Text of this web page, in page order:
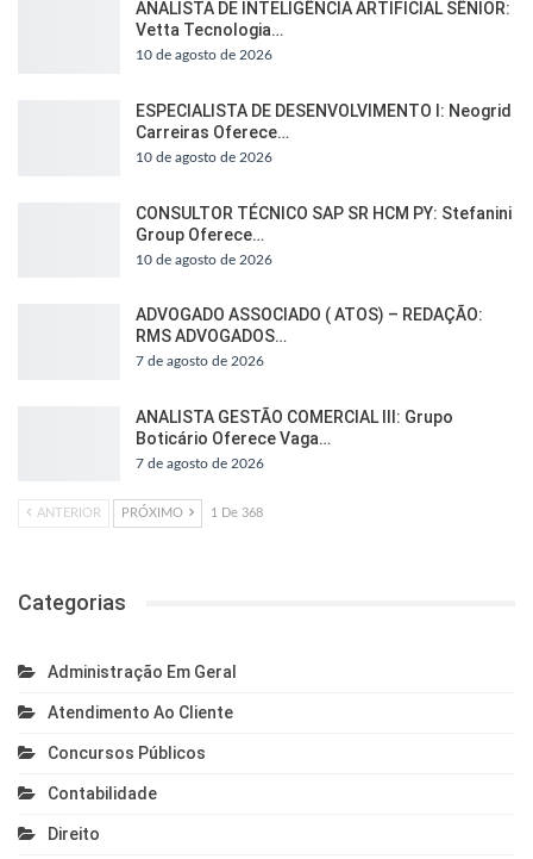
ANALISTA DE INTELIGÊNCIA ARTIFICIAL SÊNIOR:
Vetta Tecnologia…
10 de agosto de 2026
ESPECIALISTA DE DESENVOLVIMENTO I: Neogrid
Carreiras Oferece…
10 de agosto de 2026
CONSULTOR TÉCNICO SAP SR HCM PY: Stefanini
Group Oferece…
10 de agosto de 2026
ADVOGADO ASSOCIADO ( ATOS) – REDAÇÃO:
RMS ADVOGADOS…
7 de agosto de 2026
ANALISTA GESTÃO COMERCIAL III: Grupo
Boticário Oferece Vaga…
7 de agosto de 2026
ANTERIOR PRÓXIMO 1 De 368
Categorias
Administração Em Geral
Atendimento Ao Cliente
Concursos Públicos
Contabilidade
Direito